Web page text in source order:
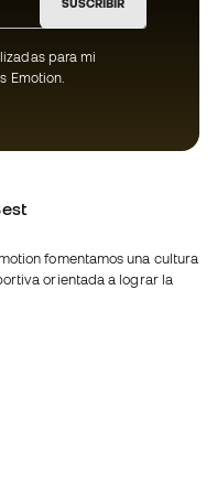
SUSCRIBIR
para mi
Emotion.
fomentamos una cultura
orientada a lograr la